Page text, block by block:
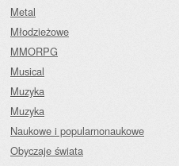
Metal
Młodzieżowe
MMORPG
Musical
Muzyka
Muzyka
Naukowe i popularnonaukowe
Obyczaje świata